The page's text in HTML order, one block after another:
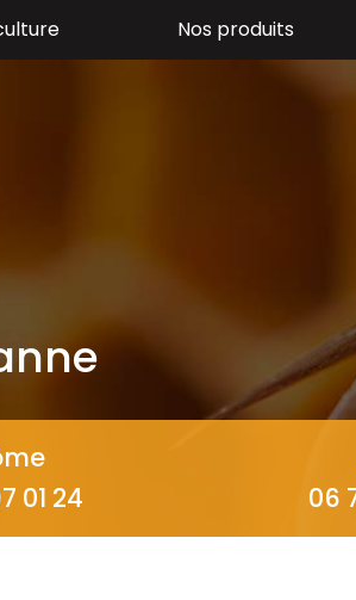
Nos produits
01 24
06